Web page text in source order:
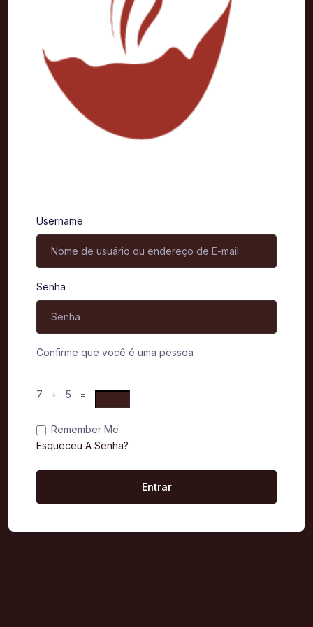
Username
Senha
Confirme que você é uma pessoa
7 + 5 =
Remember Me
Esqueceu A Senha?
Entrar